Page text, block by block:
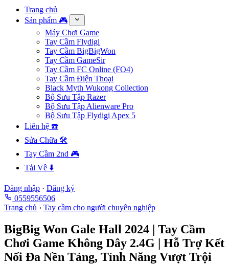
Trang chủ
Sản phẩm 🎮
Máy Chơi Game
Tay Cầm Flydigi
Tay Cầm BigBigWon
Tay Cầm GameSir
Tay Cầm FC Online (FO4)
Tay Cầm Điện Thoại
Black Myth Wukong Collection
Bộ Sưu Tập Razer
Bộ Sưu Tập Alienware Pro
Bộ Sưu Tập Flydigi Apex 5
Liên hệ ☎️
Sửa Chữa 🛠️
Tay Cầm 2nd 🎮
Tải Về ⬇️
Đăng nhập · Đăng ký
0559556506
Trang chủ › Tay cầm cho người chuyên nghiệp
BigBig Won Gale Hall 2024 | Tay Cầm
Chơi Game Không Dây 2.4G | Hỗ Trợ Kết
Nối Đa Nền Tảng, Tính Năng Vượt Trội